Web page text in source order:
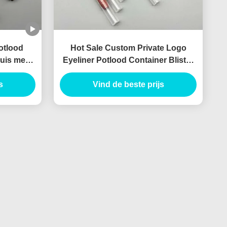
met
Hot Sale Custom Private Logo
Eyeliner Potlood Container Blister
potlood Slim Leeg Lip Liner Tube
Planable materiaal
Vind de beste prijs